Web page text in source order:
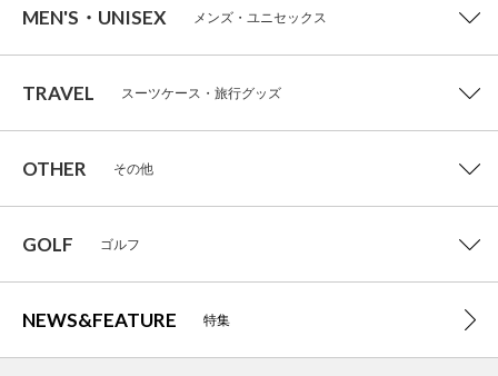
MEN'S・UNISEX メンズ・ユニセックス
TRAVEL スーツケース・旅行グッズ
OTHER その他
GOLF ゴルフ
NEWS&FEATURE 特集